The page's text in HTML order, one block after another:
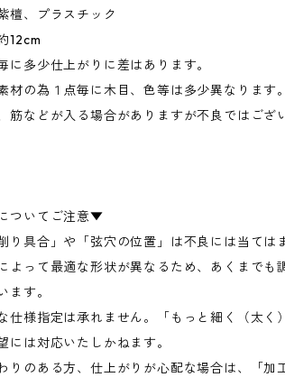
檀、プラスチック
12cm
に多少仕上がりに差はあります。
材の為１点毎に木目、色等は多少異なります
筋などが入る場合がありますが不良ではござ
ついてご注意▼
り具合」や「弦穴の位置」は不良には当ては
よって最適な形状が異なるため、あくまでも
ます。
仕様指定は承れません。「もっと細く（太く
には対応いたしかねます。
りのある方、仕上がりが心配な場合は、「加